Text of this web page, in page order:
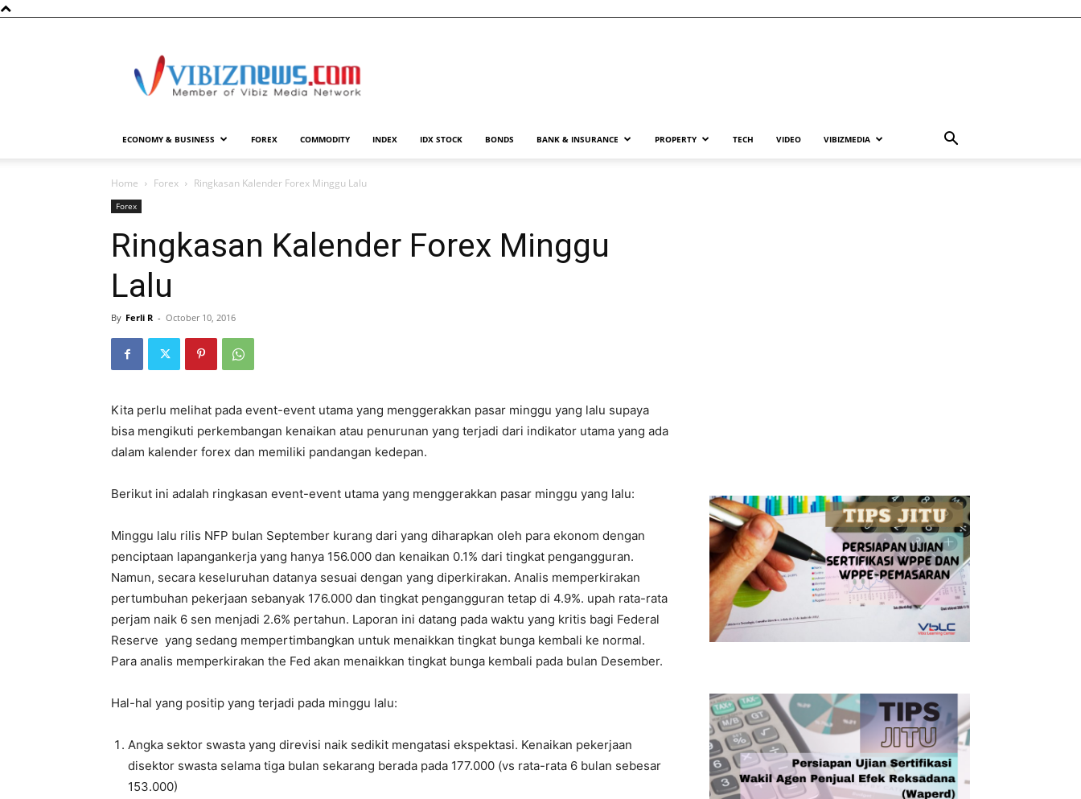
ECONOMY & BUSINESS FOREX COMMODITY INDEX IDX STOCK BONDS BANK & INSURANCE PROPERTY TECH VIDEO VIBIZMEDIA
Home Forex Ringkasan Kalender Forex Minggu Lalu
Forex
Ringkasan Kalender Forex Minggu
Lalu
By Ferli R - October 10, 2016
Kita perlu melihat pada event-event utama yang menggerakkan pasar minggu yang lalu supaya
bisa mengikuti perkembangan kenaikan atau penurunan yang terjadi dari indikator utama yang ada
dalam kalender forex dan memiliki pandangan kedepan.
Berikut ini adalah ringkasan event-event utama yang menggerakkan pasar minggu yang lalu:
Minggu lalu rilis NFP bulan September kurang dari yang diharapkan oleh para ekonom dengan
penciptaan lapangankerja yang hanya 156.000 dan kenaikan 0.1% dari tingkat pengangguran.
Namun, secara keseluruhan datanya sesuai dengan yang diperkirakan. Analis memperkirakan
pertumbuhan pekerjaan sebanyak 176.000 dan tingkat pengangguran tetap di 4.9%. upah rata-rata
perjam naik 6 sen menjadi 2.6% pertahun. Laporan ini datang pada waktu yang kritis bagi Federal
Reserve yang sedang mempertimbangkan untuk menaikkan tingkat bunga kembali ke normal.
Para analis memperkirakan the Fed akan menaikkan tingkat bunga kembali pada bulan Desember.
Hal-hal yang positip yang terjadi pada minggu lalu:
Angka sektor swasta yang direvisi naik sedikit mengatasi ekspektasi. Kenaikan pekerjaan
disektor swasta selama tiga bulan sekarang berada pada 177.000 (vs rata-rata 6 bulan sebesar
153.000)